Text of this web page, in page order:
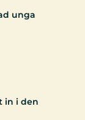
unga
in i den